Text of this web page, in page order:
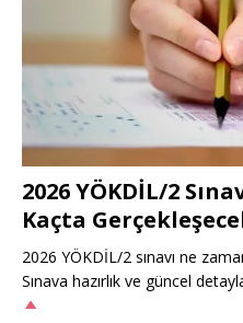
2026 YÖKDİL/2
Kaçta
2026 YÖKDİL/2 sınavı ne
Sınava hazırlık ve güncel